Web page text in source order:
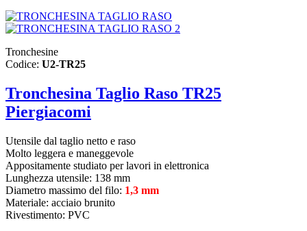
Tronchesine
Codice: U2-TR25
Tronchesina Taglio Raso TR25
Piergiacomi
Utensile dal taglio netto e raso
Molto leggera e maneggevole
Appositamente studiato per lavori in elettronica
Lunghezza utensile: 138 mm
Diametro massimo del filo: 1,3 mm
Materiale: acciaio brunito
Rivestimento: PVC